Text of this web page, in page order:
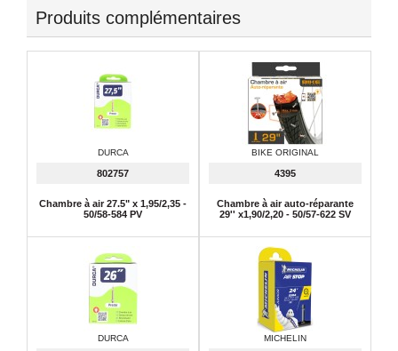
Produits complémentaires
DURCA
802757
Chambre à air 27.5" x 1,95/2,35 -
50/58-584 PV
BIKE ORIGINAL
4395
Chambre à air auto-réparante
29'' x1,90/2,20 - 50/57-622 SV
DURCA MICHELIN